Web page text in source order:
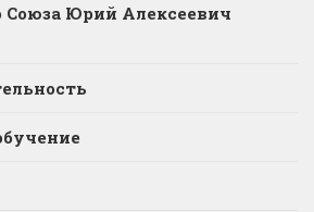
Союза Юрий Алексеевич